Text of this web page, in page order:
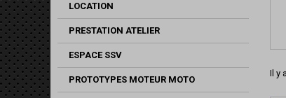
LOCATION
PRESTATION ATELIER
ESPACE SSV
PROTOTYPES MOTEUR MOTO
Il y